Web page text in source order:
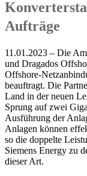
Aufträge
11.01.2023 – Die
und Dragados
Offshore-
beauftragt. Die
Land in der neuen
Sprung auf zwei
Ausführung der
Anlagen können
so die doppelte
Siemens Energy zu
dieser Art.